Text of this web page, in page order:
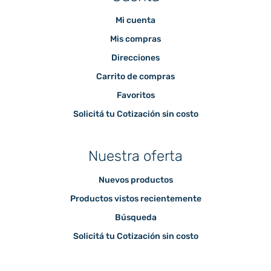
Mi cuenta
Mis compras
Direcciones
Carrito de compras
Favoritos
Solicitá tu Cotización sin costo
Nuestra oferta
Nuevos productos
Productos vistos recientemente
Búsqueda
Solicitá tu Cotización sin costo